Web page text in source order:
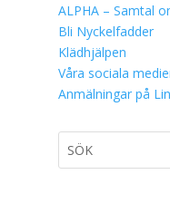
ALPHA – Samtal
Bli Nyckelfadder
Klädhjälpen
Våra sociala
Anmälningar på